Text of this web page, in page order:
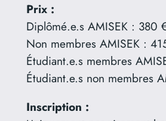
Prix :
Diplômé.e.s AMISEK : 380
Non membres AMISEK :
Étudiant.e.s membres
Étudiant.e.s non membres
Inscription :